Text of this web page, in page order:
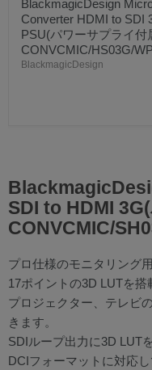
BlackmagicDesign
Converter HDMI to SDI
PSU(パワーサプライ付
CONVCMIC/HS03G/
BlackmagicDesign
SDI to HDMI
CONVCMIC/
プロ仕様のモニタリング
17ポイントの3D LUTを搭
プロジェクター、テレビ
きます。
SDIループ出力に3D LUT
DCIフォーマットに対応し